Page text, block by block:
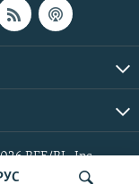
RFE/RL. Inc.